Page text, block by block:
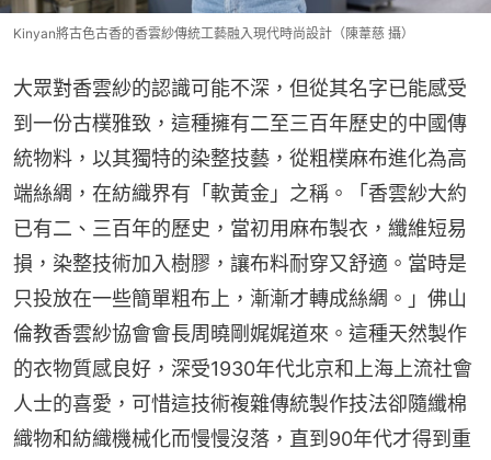
Kinyan將古色古香的香雲紗傳統工藝融入現代時尚設計（陳葦慈 攝）
大眾對香雲紗的認識可能不深，但從其名字已能感受
到一份古樸雅致，這種擁有二至三百年歷史的中國傳
統物料，以其獨特的染整技藝，從粗樸麻布進化為高
端絲綢，在紡織界有「軟黃金」之稱。「香雲紗大約
已有二、三百年的歷史，當初用麻布製衣，纖維短易
損，染整技術加入樹膠，讓布料耐穿又舒適。當時是
只投放在一些簡單粗布上，漸漸才轉成絲綢。」佛山
倫教香雲紗協會會長周曉剛娓娓道來。這種天然製作
的衣物質感良好，深受1930年代北京和上海上流社會
人士的喜愛，可惜這技術複雜傳統製作技法卻隨纖棉
織物和紡織機械化而慢慢沒落，直到90年代才得到重